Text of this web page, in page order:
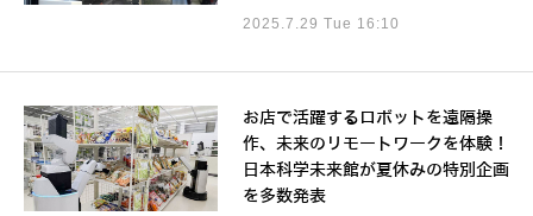
2025.7.29 Tue 16:10
お店で活躍するロボットを遠隔操
作、未来のリモートワークを体験！
日本科学未来館が夏休みの特別企画
を多数発表